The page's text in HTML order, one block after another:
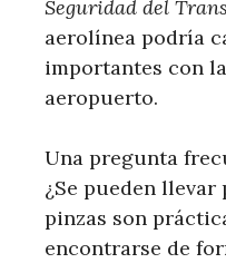
Seguridad del
aerolínea podría
importantes con
aeropuerto.
Una pregunta
¿Se pueden llevar
pinzas son
encontrarse de